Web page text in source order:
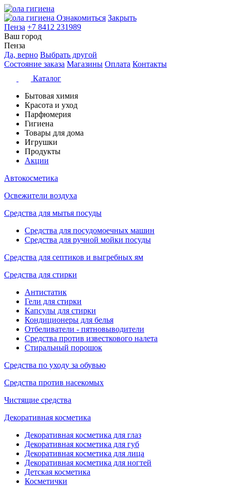
Ознакомиться Закрыть
Пенза +7 8412 231989
Ваш город
Пенза
Да, верно Выбрать другой
Состояние заказа Магазины Оплата Контакты
Каталог
Бытовая химия
Красота и уход
Парфюмерия
Гигиена
Товары для дома
Игрушки
Продукты
Акции
Автокосметика
Освежители воздуха
Средства для мытья посуды
Средства для посудомоечных машин
Средства для ручной мойки посуды
Средства для септиков и выгребных ям
Средства для стирки
Антистатик
Гели для стирки
Капсулы для стирки
Кондиционеры для белья
Отбеливатели - пятновыводители
Средства против известкового налета
Стиральный порошок
Средства по уходу за обувью
Средства против насекомых
Чистящие средства
Декоративная косметика
Декоративная косметика для глаз
Декоративная косметика для губ
Декоративная косметика для лица
Декоративная косметика для ногтей
Детская косметика
Косметички